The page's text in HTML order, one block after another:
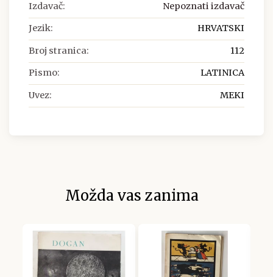
Izdavač: Nepoznati izdavač
Jezik: HRVATSKI
Broj stranica: 112
Pismo: LATINICA
Uvez: MEKI
Možda vas zanima